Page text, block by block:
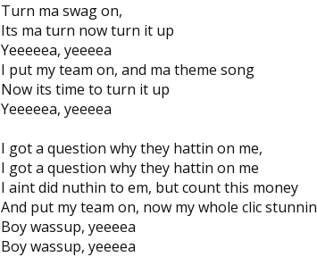
Turn ma swag on,
Its ma turn now turn it up
Yeeeeea, yeeeea
I put my team on, and ma theme song
Now its time to turn it up
Yeeeeea, yeeeea
I got a question why they hattin on me,
I got a question why they hattin on me
I aint did nuthin to em, but count this money
And put my team on, now my whole clic stunnin
Boy wassup, yeeeea
Boy wassup, yeeeea